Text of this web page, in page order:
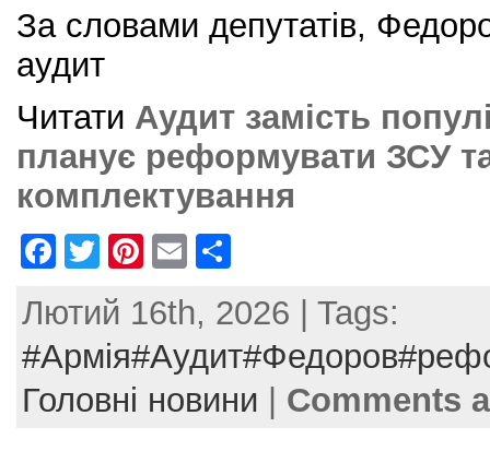
За словами депутатів,
аудит
Читати Аудит замість
планує реформувати ЗСУ
комплектування
F
c
e
b
T
itt
er
Pi
er
e
st
E
ai
l
ar
e
Лютий 16th, 2026 | Tags:
Головні новини
Comments